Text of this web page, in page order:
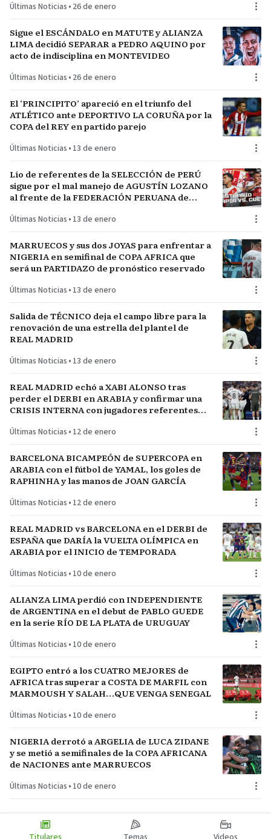
Últimas Noticias • 26 de enero
Sigue el ESCÁNDALO en MATUTE y ALIANZA
LIMA decidió SEPARAR a PEDRO AQUINO por
acto de indisciplina en MONTEVIDEO
Últimas Noticias • 26 de enero
El ‘PRINCIPITO’ apareció en el triunfo del
ATLÉTICO ante DEPORTIVO LA CORUÑA por la
COPA del REY en partido parejo
Últimas Noticias • 13 de enero
Lío de referentes de la SELECCIÓN de PERÚ
sigue por el mal manejo de AGUSTÍN LOZANO
al frente de la FEDERACIÓN PERUANA de
Últimas Noticias • 13 de enero
MARRUECOS y sus dos JOYAS para enfrentar a
NIGERIA en semifinal de COPA AFRICA que
será un PARTIDAZO de pronóstico reservado
Últimas Noticias • 13 de enero
Salida de TÉCNICO deja el campo libre para la
renovación de una estrella del plantel de
REAL MADRID
Últimas Noticias • 13 de enero
REAL MADRID echó a XABI ALONSO tras
perder el DERBI en ARABIA y confirmar una
CRISIS INTERNA con jugadores referentes
Últimas Noticias • 12 de enero
BARCELONA BICAMPEÓN de SUPERCOPA en
ARABIA con el fútbol de YAMAL, los goles de
RAPHINHA y las manos de JOAN GARCÍA
Últimas Noticias • 12 de enero
REAL MADRID vs BARCELONA en el DERBI de
ESPAÑA que DARÍA la VUELTA OLÍMPICA en
ARABIA por el INICIO de TEMPORADA
Últimas Noticias • 10 de enero
ALIANZA LIMA perdió con INDEPENDIENTE
de ARGENTINA en el debut de PABLO GUEDE
en la serie RÍO DE LA PLATA de URUGUAY
Últimas Noticias • 10 de enero
EGIPTO entró a los CUATRO MEJORES de
AFRICA tras superar a COSTA DE MARFIL con
MARMOUSH Y SALAH…QUE VENGA SENEGAL
Últimas Noticias • 10 de enero
NIGERIA derrotó a ARGELIA de LUCA ZIDANE
y se metió a semifinales de la COPA AFRICANA
de NACIONES ante MARRUECOS
Últimas Noticias • 10 de enero